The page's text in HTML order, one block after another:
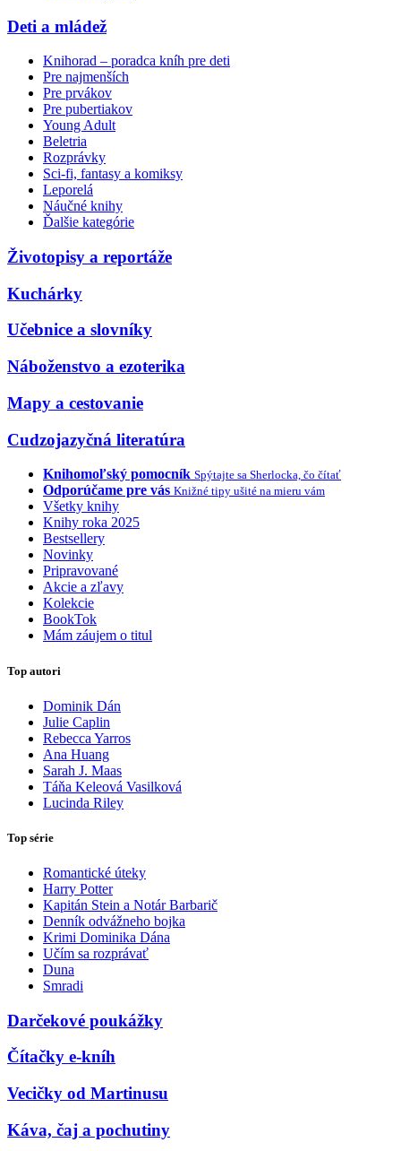
Deti a mládež
Knihorad – poradca kníh pre deti
Pre najmenších
Pre prvákov
Pre pubertiakov
Young Adult
Beletria
Rozprávky
Sci-fi, fantasy a komiksy
Leporelá
Náučné knihy
Ďalšie kategórie
Životopisy a reportáže
Kuchárky
Učebnice a slovníky
Náboženstvo a ezoterika
Mapy a cestovanie
Cudzojazyčná literatúra
Knihomoľský pomocník Spýtajte sa Sherlocka, čo čítať
Odporúčame pre vás Knižné tipy ušité na mieru vám
Všetky knihy
Knihy roka 2025
Bestsellery
Novinky
Pripravované
Akcie a zľavy
Kolekcie
BookTok
Mám záujem o titul
Top autori
Dominik Dán
Julie Caplin
Rebecca Yarros
Ana Huang
Sarah J. Maas
Táňa Keleová Vasilková
Lucinda Riley
Top série
Romantické úteky
Harry Potter
Kapitán Stein a Notár Barbarič
Denník odvážneho bojka
Krimi Dominika Dána
Učím sa rozprávať
Duna
Smradi
Darčekové poukážky
Čítačky e-kníh
Vecičky od Martinusu
Káva, čaj a pochutiny